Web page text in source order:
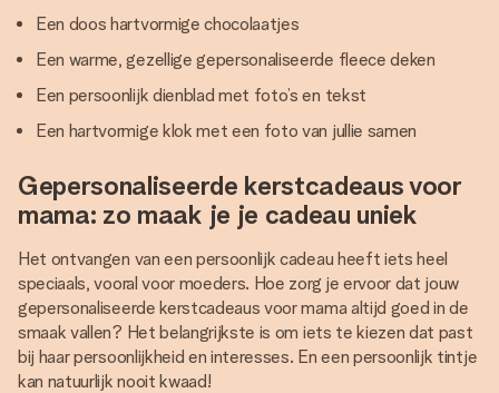
Een doos hartvormige chocolaatjes
Een warme, gezellige gepersonaliseerde fleece deken
Een persoonlijk dienblad met foto’s en tekst
Een hartvormige klok met een foto van jullie samen
Gepersonaliseerde kerstcadeaus voor
mama: zo maak je je cadeau uniek
Het ontvangen van een persoonlijk cadeau heeft iets heel
speciaals, vooral voor moeders. Hoe zorg je ervoor dat jouw
gepersonaliseerde kerstcadeaus voor mama altijd goed in de
smaak vallen? Het belangrijkste is om iets te kiezen dat past
bij haar persoonlijkheid en interesses. En een persoonlijk tintje
kan natuurlijk nooit kwaad!